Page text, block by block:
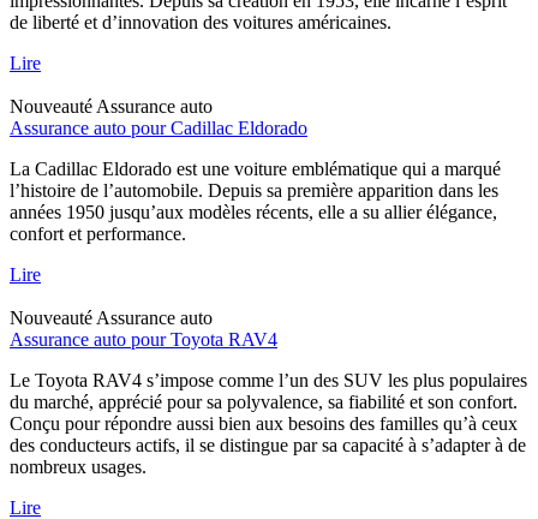
de liberté et d’innovation des voitures américaines.
Lire
Nouveauté Assurance auto
Assurance auto pour Cadillac Eldorado
La Cadillac Eldorado est une voiture emblématique qui a marqué
l’histoire de l’automobile. Depuis sa première apparition dans les
années 1950 jusqu’aux modèles récents, elle a su allier élégance,
confort et performance.
Lire
Nouveauté Assurance auto
Assurance auto pour Toyota RAV4
Le Toyota RAV4 s’impose comme l’un des SUV les plus populaires
du marché, apprécié pour sa polyvalence, sa fiabilité et son confort.
Conçu pour répondre aussi bien aux besoins des familles qu’à ceux
des conducteurs actifs, il se distingue par sa capacité à s’adapter à de
nombreux usages.
Lire